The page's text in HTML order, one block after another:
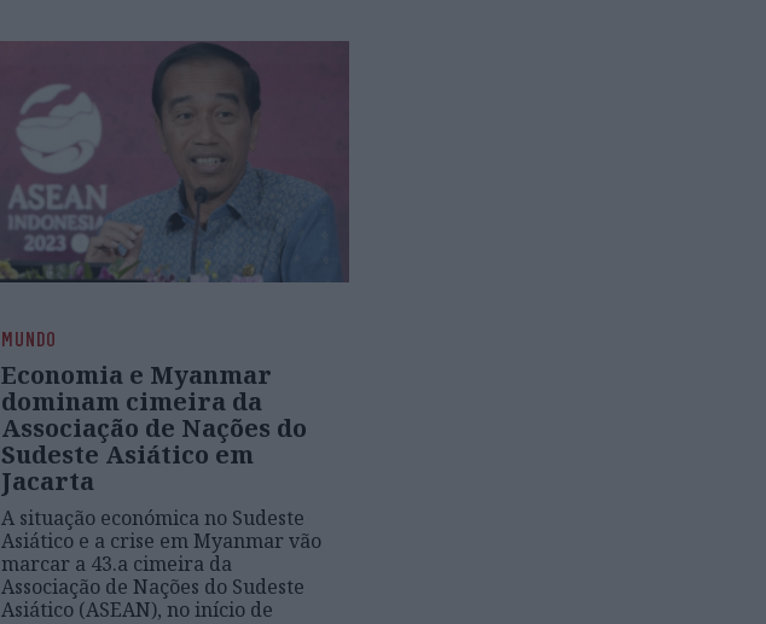
MUNDO
Economia e Myanmar
dominam cimeira da
Associação de Nações do
Sudeste Asiático em
Jacarta
A situação económica no Sudeste
Asiático e a crise em Myanmar vão
marcar a 43.a cimeira da
Associação de Nações do Sudeste
Asiático (ASEAN), no início de